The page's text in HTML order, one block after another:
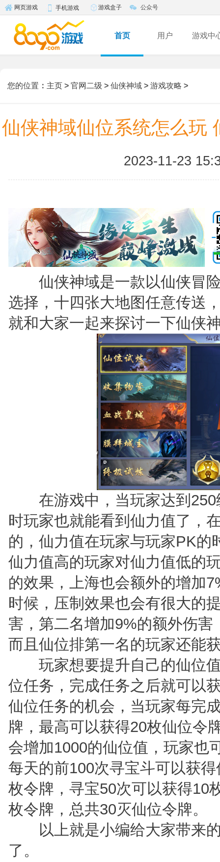
网页游戏 手机游戏 游戏盒子 公众号
首页 用户 游戏中
您的位置 ： 主页 > 官网二级 > 仙侠神域 > 游戏攻略 >
仙侠神域仙位系统怎么玩
2023-11-23
仙侠神域是一款以仙侠冒险
选择，十四张大地图任意传送
就和大家一起来探讨一下仙侠
在游戏中，当玩家达到250
时玩家也就能看到仙力值了，
的，仙力值在玩家与玩家PK的
仙力值高的玩家对仙力值低的
的效果，上海也会额外的增加
时候，压制效果也会有很大的
害，第二名增加9%的额外伤
而且仙位排第一名的玩家还能
玩家想要提升自己的仙位值
位任务，完成任务之后就可以
仙位任务的机会，当玩家每完
牌，最高可以获得20枚仙位令
会增加1000的仙位值，玩家也
每天的前100次寻宝斗可以获
枚令牌，寻宝50次可以获得10
枚令牌，总共30灭仙位令牌。
以上就是小编给大家带来的
了。